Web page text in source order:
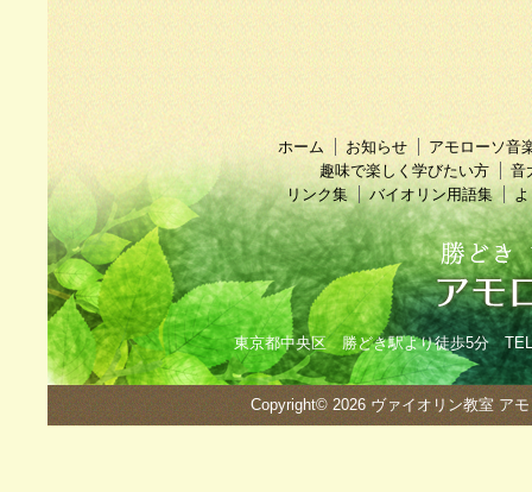
ホーム お知らせ
アモローソ音
趣味で楽しく学びたい方
音
リンク集
バイオリン用語集
東京都中央区 勝どき駅より徒歩5分
Copyright© 2026 ヴァイオリン教室 ア